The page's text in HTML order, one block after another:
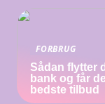
FORBRUG
Sådan flytter
bank og får
bedste tilbud